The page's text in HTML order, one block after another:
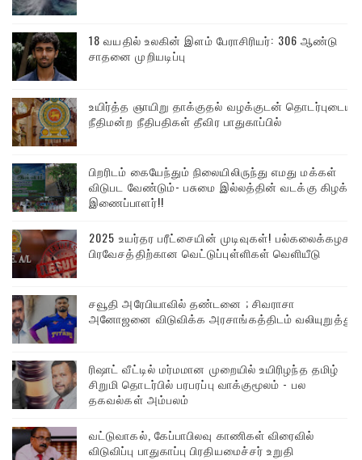
18 வயதில் உலகின் இளம் பேராசிரியர்: 306 ஆண்டு
சாதனை முறியடிப்பு
உயிர்த்த ஞாயிறு தாக்குதல் வழக்குடன் தொடர்புடைய
நீதிமன்ற நீதிபதிகள் தீவிர பாதுகாப்பில்
பிறரிடம் கையேந்தும் நிலையிலிருந்து எமது மக்கள்
விடுபட வேண்டும்- பசுமை இல்லத்தின் வடக்கு கிழக்கு
இணைப்பாளர்!!
2025 உயர்தர பரீட்சையின் முடிவுகள்! பல்கலைக்கழக
பிரவேசத்திற்கான வெட்டுப்புள்ளிகள் வெளியீடு
சவூதி அரேபியாவில் தண்டனை ; சிவராசா
அனோஜனை விடுவிக்க அரசாங்கத்திடம் வலியுறுத்து
ரிஷாட் வீட்டில் மர்மமான முறையில் உயிரிழந்த தமிழ்
சிறுமி தொடர்பில் பரபரப்பு வாக்குமூலம் - பல
தகவல்கள் அம்பலம்
வட்டுவாகல், கேப்பாபிலவு காணிகள் விரைவில்
விடுவிப்பு பாதுகாப்பு பிரதியமைச்சர் உறுதி